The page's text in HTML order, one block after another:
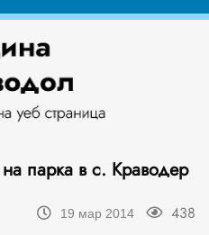
парка в с. Краводер
19 мар 2014 438